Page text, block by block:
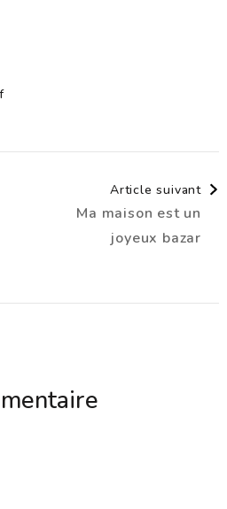
Article suivant
Ma maison est un
joyeux bazar